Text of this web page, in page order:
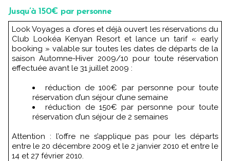
Jusqu’à 150€ par personne
Look Voyages a d’ores et déjà ouvert les réservations du
Club Lookéa Kenyan Resort et lance un tarif « early
booking » valable sur toutes les dates de départs de la
saison Automne-Hiver 2009/10 pour toute réservation
effectuée avant le 31 juillet 2009 :
réduction de 100€ par personne pour toute
réservation d’un séjour d’une semaine
réduction de 150€ par personne pour toute
réservation d’un séjour de 2 semaines
Attention : l’offre ne s’applique pas pour les départs
entre le 20 décembre 2009 et le 2 janvier 2010 et entre le
14 et 27 février 2010.